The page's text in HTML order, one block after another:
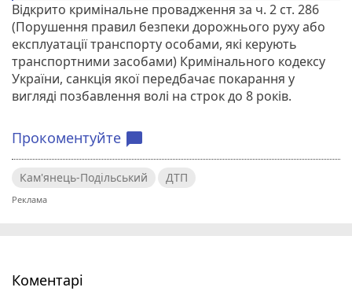
Відкрито кримінальне провадження за ч. 2 ст. 286
(Порушення правил безпеки дорожнього руху або
експлуатації транспорту особами, які керують
транспортними засобами) Кримінального кодексу
України, санкція якої передбачає покарання у
вигляді позбавлення волі на строк до 8 років.
Прокоментуйте chat_bubble
Кам'янець-Подільський ДТП
Коментарі